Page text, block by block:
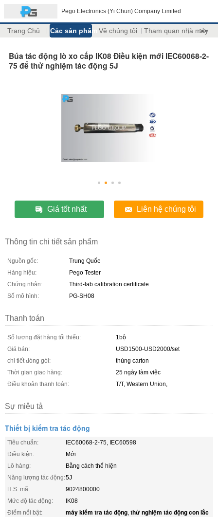
Pego Electronics (Yi Chun) Company Limited
Trang Chủ Các sản phẩm Về chúng tôi Tham quan nhà máy
>>
Búa tác động lò xo cấp IK08 Điều kiện mới IEC60068-2-
75 để thử nghiệm tác động 5J
Giá tốt nhất Liên hệ chúng tôi
Thông tin chi tiết sản phẩm
Nguồn gốc:
Trung Quốc
Hàng hiệu:
Pego Tester
Chứng nhận:
Third-lab calibration certificate
Số mô hình:
PG-SH08
Thanh toán
Số lượng đặt hàng tối thiểu:
1bộ
Giá bán:
USD1500-USD2000/set
chi tiết đóng gói:
thùng carton
Thời gian giao hàng:
25 ngày làm việc
Điều khoản thanh toán:
T/T, Western Union,
Sự miêu tả
Thiết bị kiểm tra tác động
Tiêu chuẩn:
IEC60068-2-75, IEC60598
Điều kiện:
Mới
Lô hàng:
Bằng cách thể hiện
Năng lượng tác động:5J
H.S. mã:
9024800000
Mức độ tác động:
IK08
Điểm nổi bật:
máy kiểm tra tác động, thử nghiệm tác động con lắc